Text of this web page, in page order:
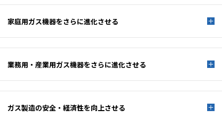
家庭用ガス機器をさらに進化させる
業務用・産業用ガス機器をさらに進化させる
ガス製造の安全・経済性を向上させる